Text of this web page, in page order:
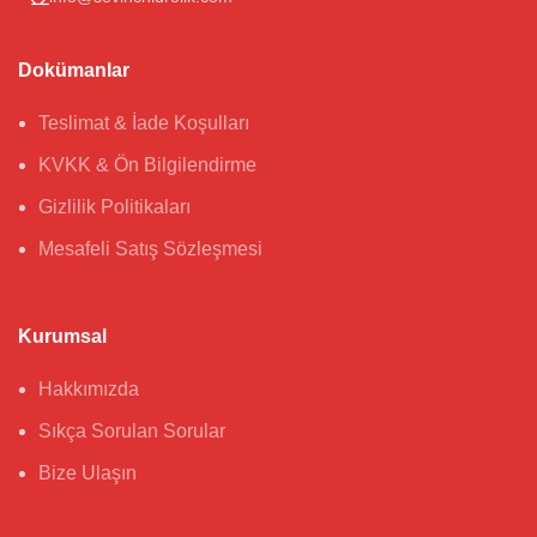
Dokümanlar
Teslimat & İade Koşulları
KVKK & Ön Bilgilendirme
Gizlilik Politikaları
Mesafeli Satış Sözleşmesi
Kurumsal
Hakkımızda
Sıkça Sorulan Sorular
Bize Ulaşın